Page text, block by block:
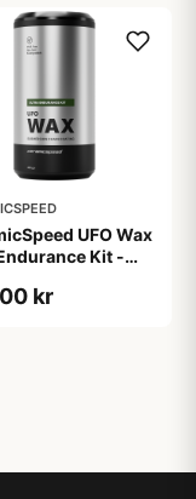
UFO Wax
Kit -
kr